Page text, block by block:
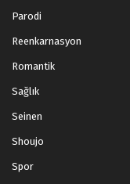
Parodi
Reenkarnasyon
Romantik
Sağlık
Seinen
Shoujo
Spor